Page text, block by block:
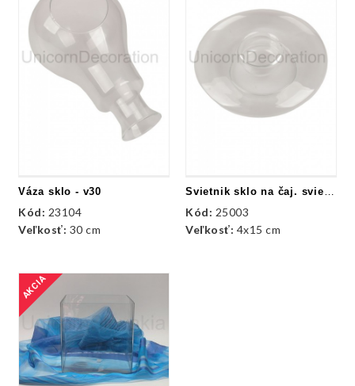
Váza sklo - v30
Kód: 23104
Veľkosť: 30 cm
Svietnik sklo na čaj. sviečku
Kód: 25003
Veľkosť: 4x15 cm
AKCIA